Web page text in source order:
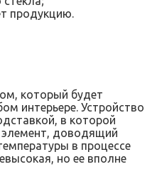
продукцию.
который будет
интерьере. Устройство
в которой
элемент, доводящий
в процессе
но ее вполне